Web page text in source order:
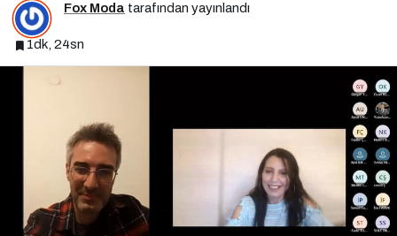
Fox Moda tarafından yayınlandı
1dk, 24sn